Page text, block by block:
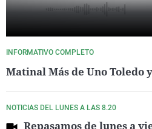
INFORMATIVO COMPLETO
Matinal Más de Uno Toledo
NOTICIAS DEL LUNES A LAS 8.20
Repasamos de lunes a